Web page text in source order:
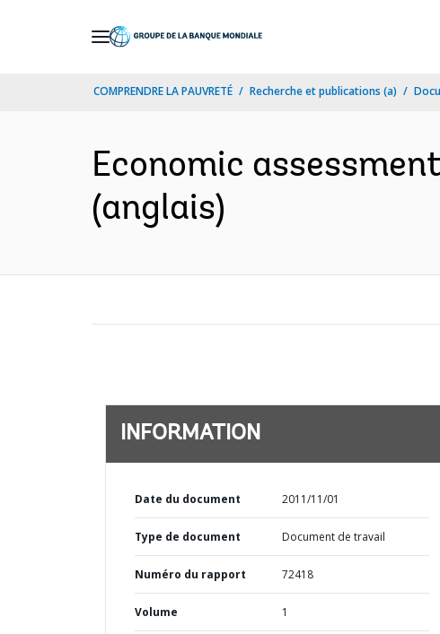
COMPRENDRE LA PAUVRETÉ Recherche et publications (a)
Economic
(anglais)
INFORMATION
Date du document 2011/11/01
Type de document Document de travail
Numéro du rapport 72418
Volume 1